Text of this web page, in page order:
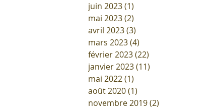
juin 2023(1)
mai 2023(2)
avril 2023(3)
mars 2023(4)
février 2023(22)
janvier 2023(11)
mai 2022(1)
août 2020(1)
novembre 2019(2)